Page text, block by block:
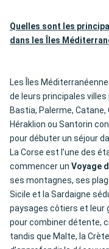
Quelles sont les
dans les Îles
Les Îles
de leurs principales
Bastia, Palerme, Catane,
Héraklion ou Santorin
pour débuter un séjour
La Corse est l’une des
commencer un Voyage
ses montagnes, ses
Sicile et la Sardaigne
paysages côtiers et leur
pour combiner détente,
tandis que Malte, la